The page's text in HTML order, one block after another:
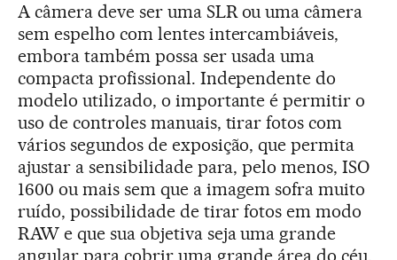
A câmera deve ser uma SLR ou uma câmera
sem espelho com lentes intercambiáveis,
embora também possa ser usada uma
compacta profissional. Independente do
modelo utilizado, o importante é permitir o
uso de controles manuais, tirar fotos com
vários segundos de exposição, que permita
ajustar a sensibilidade para, pelo menos, ISO
1600 ou mais sem que a imagem sofra muito
ruído, possibilidade de tirar fotos em modo
RAW e que sua objetiva seja uma grande
angular para cobrir uma grande área do céu.